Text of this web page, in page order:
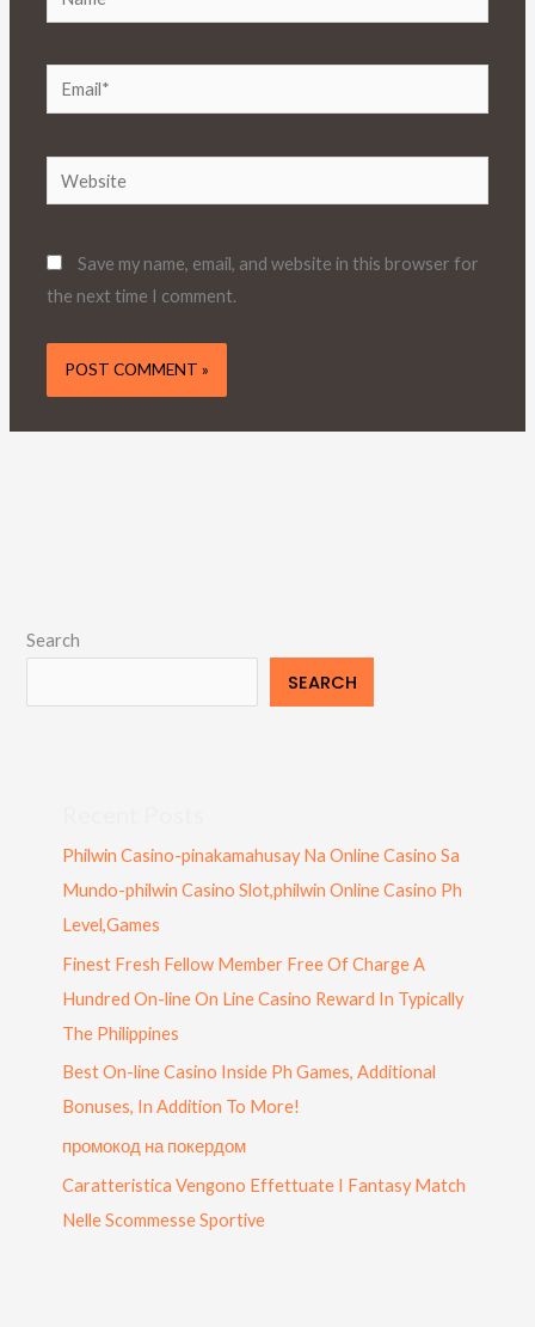
Email*
Website
Save my name, email, and website in this browser for
the next time I comment.
Search
SEARCH
Philwin Casino-pinakamahusay Na Online Casino Sa
Mundo-philwin Casino Slot,philwin Online Casino Ph
Level,Games
Finest Fresh Fellow Member Free Of Charge A
Hundred On-line On Line Casino Reward In Typically
The Philippines
Best On-line Casino Inside Ph Games, Additional
Bonuses, In Addition To More!
промокод на покердом
Caratteristica Vengono Effettuate I Fantasy Match
Nelle Scommesse Sportive